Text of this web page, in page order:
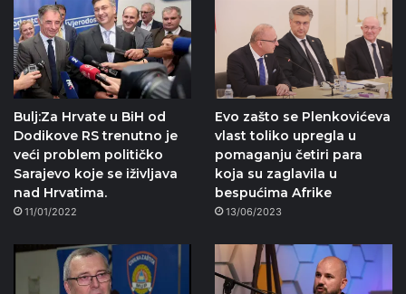
Bulj:Za Hrvate u BiH od
Dodikove RS trenutno je
veći problem političko
Sarajevo koje se iživljava
nad Hrvatima.
11/01/2022
Evo zašto se Plenkovićeva
vlast toliko upregla u
pomaganju četiri para
koja su zaglavila u
bespućima Afrike
13/06/2023